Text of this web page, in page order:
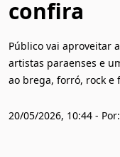
confira
Público vai aproveitar
artistas paraenses e
ao brega, forró, rock e
20/05/2026, 10:44 -